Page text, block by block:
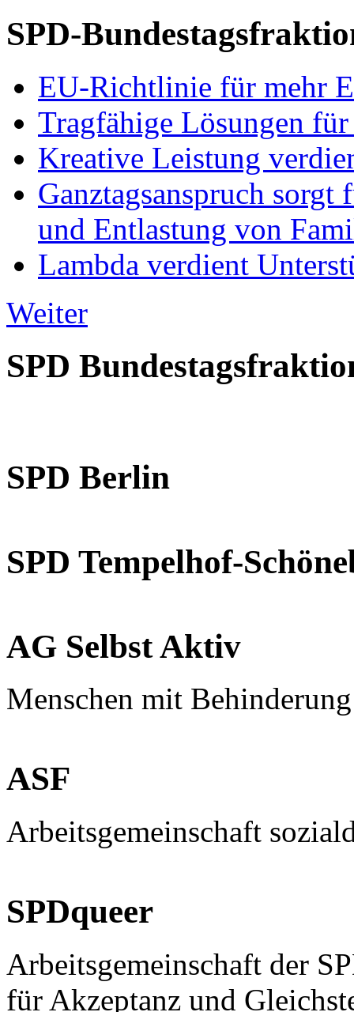
SPD-
EU-Richtlinie für mehr
Tragfähige Lösungen
Kreative Leistung
Ganztagsanspruch
und Entlastung von
Lambda verdient
Weiter
SPD
SPD Berlin
SPD Tempelhof-
AG Selbst Aktiv
Menschen mit
ASF
Arbeitsgemeinschaft
SPDqueer
Arbeitsgemeinschaft der
für Akzeptanz und